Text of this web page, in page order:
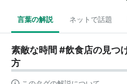
言葉の解説 ネットで話題
素敵な時間 #飲食店の見つ
方